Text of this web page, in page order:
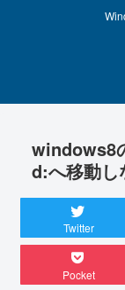
windows8
d:へ移動し
Twitter
Pocket